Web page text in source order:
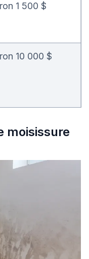
1 500 $
10 000 $
moisissure